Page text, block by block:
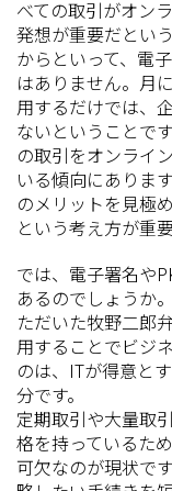
べての取引がオン
発想が重要だとい
からといって、電
はありません。月
用するだけでは、
ないということで
の取引をオンライ
いる傾向にありま
のメリットを見極
という考え方が重
では、電子署名や
あるのでしょうか
ただいた牧野二郎
用することでビジ
のは、ITが得意と
分です。
定期取引や大量取
格を持っているた
可欠なのが現状で